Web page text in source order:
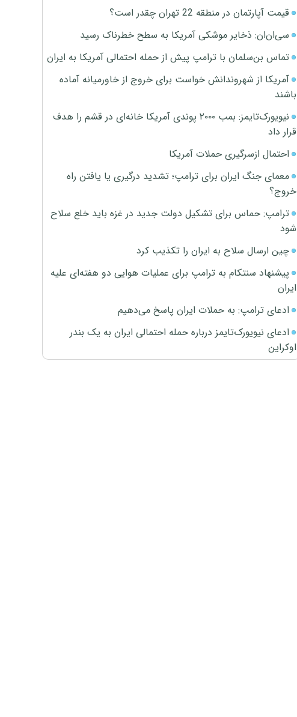
قیمت آپارتمان در منطقه 22 تهران چقدر است؟
سی‌ان‌ان: ذخایر موشکی آمریکا به سطح خطرناک رسید
تماس بن‌سلمان با ترامپ پیش از حمله احتمالی آمریکا به ایران
آمریکا از شهروندانش خواست برای خروج از خاورمیانه آماده
باشند
نیویورک‌تایمز: بمب ۲۰۰۰ پوندی آمریکا خانه‌ای در قشم را هدف
قرار داد
احتمال ازسرگیری حملات آمریکا
معمای جنگ ایران برای ترامپ؛ تشدید درگیری یا یافتن راه
خروج؟
ترامپ: حماس برای تشکیل دولت جدید در غزه باید خلع سلاح
شود
چین ارسال سلاح به ایران را تکذیب کرد
پیشنهاد سنتکام به ترامپ برای عملیات هوایی دو هفته‌ای علیه
ایران
ادعای ترامپ: به حملات ایران پاسخ می‌دهیم
ادعای نیویورک‌تایمز درباره حمله احتمالی ایران به یک بندر
اوکراین